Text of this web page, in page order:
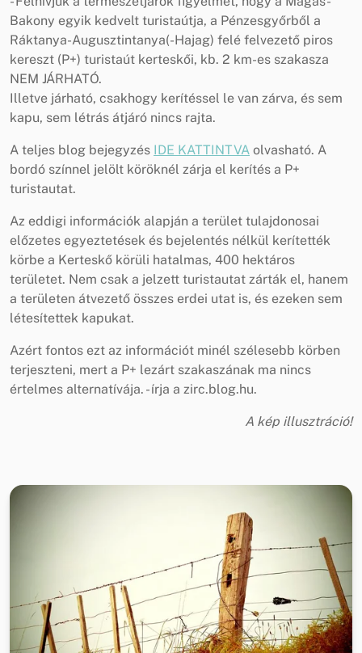
Bakony egyik kedvelt turistaútja, a Pénzesgyőrből a
Ráktanya-Augusztintanya(-Hajag) felé felvezető piros
kereszt (P+) turistaút kerteskői, kb. 2 km-es szakasza
NEM JÁRHATÓ.
Illetve járható, csakhogy kerítéssel le van zárva, és sem
kapu, sem létrás átjáró nincs rajta.
A teljes blog bejegyzés IDE KATTINTVA olvasható. A
bordó színnel jelölt köröknél zárja el kerítés a P+
turistautat.
Az eddigi információk alapján a terület tulajdonosai
előzetes egyeztetések és bejelentés nélkül kerítették
körbe a Kerteskő körüli hatalmas, 400 hektáros
területet. Nem csak a jelzett turistautat zárták el, hanem
a területen átvezető összes erdei utat is, és ezeken sem
létesítettek kapukat.
Azért fontos ezt az információt minél szélesebb körben
terjeszteni, mert a P+ lezárt szakaszának ma nincs
értelmes alternatívája. - írja a zirc.blog.hu.
A kép illusztráció!